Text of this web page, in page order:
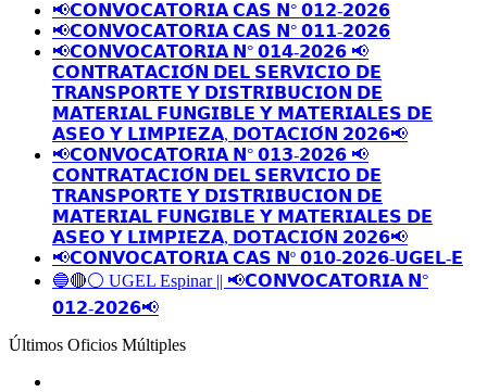
📢𝗖𝗢𝗡𝗩𝗢𝗖𝗔𝗧𝗢𝗥𝗜𝗔 𝗖𝗔𝗦 𝗡° 𝟬𝟭𝟮-𝟮𝟬𝟮𝟲
📢𝗖𝗢𝗡𝗩𝗢𝗖𝗔𝗧𝗢𝗥𝗜𝗔 𝗖𝗔𝗦 𝗡° 𝟬𝟭𝟭-𝟮𝟬𝟮𝟲
📢𝗖𝗢𝗡𝗩𝗢𝗖𝗔𝗧𝗢𝗥𝗜𝗔 𝗡° 𝟬𝟭𝟰-𝟮𝟬𝟮𝟲 📢
𝗖𝗢𝗡𝗧𝗥𝗔𝗧𝗔𝗖𝗜𝗢́𝗡 𝗗𝗘𝗟 𝗦𝗘𝗥𝗩𝗜𝗖𝗜𝗢 𝗗𝗘
𝗧𝗥𝗔𝗡𝗦𝗣𝗢𝗥𝗧𝗘 𝗬 𝗗𝗜𝗦𝗧𝗥𝗜𝗕𝗨𝗖𝗜𝗢𝗡 𝗗𝗘
𝗠𝗔𝗧𝗘𝗥𝗜𝗔𝗟 𝗙𝗨𝗡𝗚𝗜𝗕𝗟𝗘 𝗬 𝗠𝗔𝗧𝗘𝗥𝗜𝗔𝗟𝗘𝗦 𝗗𝗘
𝗔𝗦𝗘𝗢 𝗬 𝗟𝗜𝗠𝗣𝗜𝗘𝗭𝗔, 𝗗𝗢𝗧𝗔𝗖𝗜𝗢́𝗡 𝟮𝟬𝟮𝟲📢
📢𝗖𝗢𝗡𝗩𝗢𝗖𝗔𝗧𝗢𝗥𝗜𝗔 𝗡° 𝟬𝟭𝟯-𝟮𝟬𝟮𝟲 📢
𝗖𝗢𝗡𝗧𝗥𝗔𝗧𝗔𝗖𝗜𝗢́𝗡 𝗗𝗘𝗟 𝗦𝗘𝗥𝗩𝗜𝗖𝗜𝗢 𝗗𝗘
𝗧𝗥𝗔𝗡𝗦𝗣𝗢𝗥𝗧𝗘 𝗬 𝗗𝗜𝗦𝗧𝗥𝗜𝗕𝗨𝗖𝗜𝗢𝗡 𝗗𝗘
𝗠𝗔𝗧𝗘𝗥𝗜𝗔𝗟 𝗙𝗨𝗡𝗚𝗜𝗕𝗟𝗘 𝗬 𝗠𝗔𝗧𝗘𝗥𝗜𝗔𝗟𝗘𝗦 𝗗𝗘
𝗔𝗦𝗘𝗢 𝗬 𝗟𝗜𝗠𝗣𝗜𝗘𝗭𝗔, 𝗗𝗢𝗧𝗔𝗖𝗜𝗢́𝗡 𝟮𝟬𝟮𝟲📢
📢𝗖𝗢𝗡𝗩𝗢𝗖𝗔𝗧𝗢𝗥𝗜𝗔 𝗖𝗔𝗦 𝗡º 𝟬𝟭𝟬-𝟮𝟬𝟮𝟲-𝗨𝗚𝗘𝗟-𝗘
🔵🔴⚪️ UGEL Espinar || 📢𝗖𝗢𝗡𝗩𝗢𝗖𝗔𝗧𝗢𝗥𝗜𝗔 𝗡°
𝟬𝟭𝟮-𝟮𝟬𝟮𝟲📢
Últimos Oficios Múltiples